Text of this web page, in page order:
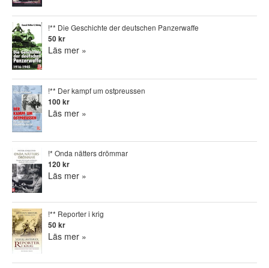
!** Die Geschichte der deutschen Panzerwaffe
50 kr
Läs mer »
!** Der kampf um ostpreussen
100 kr
Läs mer »
!* Onda nätters drömmar
120 kr
Läs mer »
!** Reporter i krig
50 kr
Läs mer »